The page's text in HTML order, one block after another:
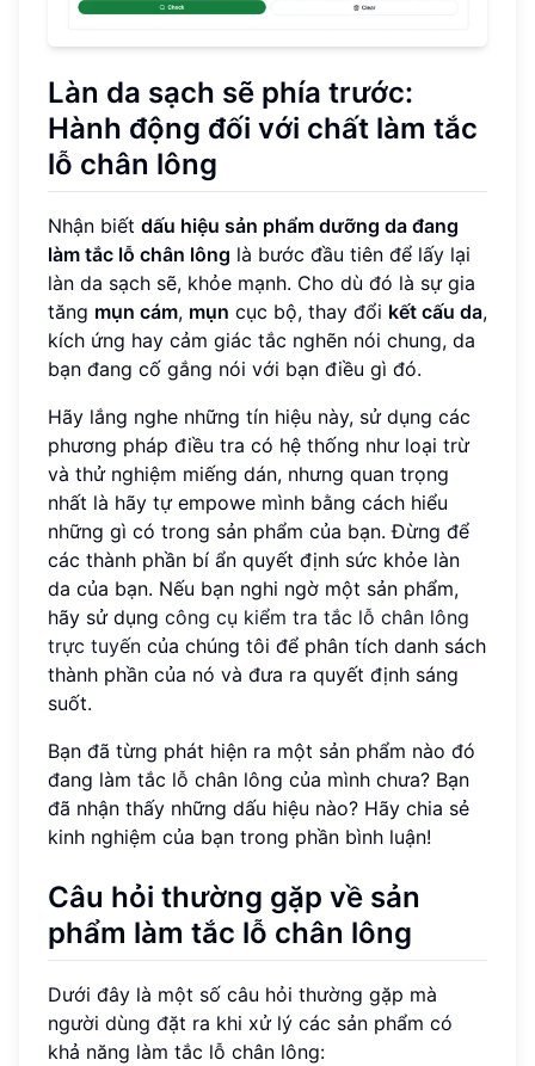
Làn da sạch sẽ phía trước:
Hành động đối với chất làm tắc
lỗ chân lông
Nhận biết dấu hiệu sản phẩm dưỡng da đang
làm tắc lỗ chân lông là bước đầu tiên để lấy lại
làn da sạch sẽ, khỏe mạnh. Cho dù đó là sự gia
tăng mụn cám, mụn cục bộ, thay đổi kết cấu da,
kích ứng hay cảm giác tắc nghẽn nói chung, da
bạn đang cố gắng nói với bạn điều gì đó.
Hãy lắng nghe những tín hiệu này, sử dụng các
phương pháp điều tra có hệ thống như loại trừ
và thử nghiệm miếng dán, nhưng quan trọng
nhất là hãy tự empowe mình bằng cách hiểu
những gì có trong sản phẩm của bạn. Đừng để
các thành phần bí ẩn quyết định sức khỏe làn
da của bạn. Nếu bạn nghi ngờ một sản phẩm,
hãy sử dụng công cụ kiểm tra tắc lỗ chân lông
trực tuyến của chúng tôi để phân tích danh sách
thành phần của nó và đưa ra quyết định sáng
suốt.
Bạn đã từng phát hiện ra một sản phẩm nào đó
đang làm tắc lỗ chân lông của mình chưa? Bạn
đã nhận thấy những dấu hiệu nào? Hãy chia sẻ
kinh nghiệm của bạn trong phần bình luận!
Câu hỏi thường gặp về sản
phẩm làm tắc lỗ chân lông
Dưới đây là một số câu hỏi thường gặp mà
người dùng đặt ra khi xử lý các sản phẩm có
khả năng làm tắc lỗ chân lông: